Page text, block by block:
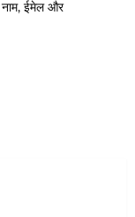
नाम, ईमेल और